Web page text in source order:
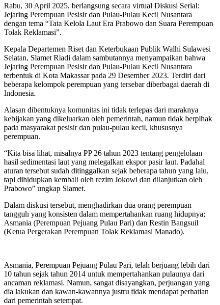
Rabu, 30 April 2025, berlangsung secara virtual Diskusi Serial:
Jejaring Perempuan Pesisir dan Pulau-Pulau Kecil Nusantara
dengan tema “Tata Kelola Laut Era Prabowo dan Suara Perempuan
Tolak Reklamasi”.
Kepala Departemen Riset dan Keterbukaan Publik Walhi Sulawesi
Selatan, Slamet Riadi dalam sambutannya menyampaikan bahwa
Jejaring Perempuan Pesisir dan Pulau-Pulau Kecil Nusantara
terbentuk di Kota Makassar pada 29 Desember 2023. Terdiri dari
beberapa kelompok perempuan yang tersebar diberbagai daerah di
Indonesia.
Alasan dibentuknya komunitas ini tidak terlepas dari maraknya
kebijakan yang dikeluarkan oleh pemerintah, namun tidak berpihak
pada masyarakat pesisir dan pulau-pulau kecil, khususnya
perempuan.
“Kita bisa lihat, misalnya PP 26 tahun 2023 tentang pengelolaan
hasil sedimentasi laut yang melegalkan ekspor pasir laut. Padahal
aturan tersebut sudah ditinggalkan sejak beberapa tahun yang lalu,
tapi dihidupkan kembali oleh rezim Jokowi dan dilanjutkan oleh
Prabowo” ungkap Slamet.
Dalam diskusi tersebut, menghadirkan dua orang perempuan
tangguh yang konsisten dalam mempertahankan ruang hidupnya;
Asmania (Perempuan Pejuang Pulau Pari) dan Restin Bangsuil
(Ketua Pergerakan Perempuan Tolak Reklamasi Manado).
Asmania, Perempuan Pejuang Pulau Pari, telah berjuang lebih dari
10 tahun sejak tahun 2014 untuk mempertahankan pulaunya dari
ancaman reklamasi. Namun, sangat disayangkan, perjuangan yang
dia lakukan dan kawan-kawannya justru tidak mendapat perhatian
dari pemerintah setempat.